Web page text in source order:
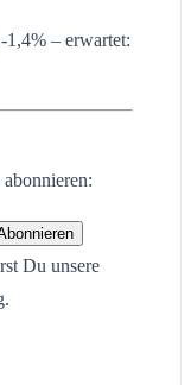
-1,4% – erwartet:
abonnieren:
Du unsere